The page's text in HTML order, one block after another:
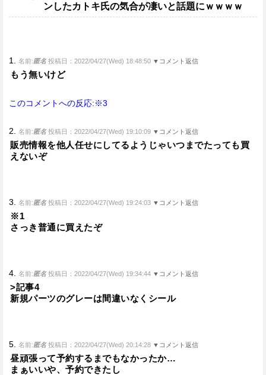
ンしたカトキ氏の気合が凄いと話題にｗｗｗｗ
1. 名前:匿名 投稿日：2022/04/27(Wed) 18:48:50 ▼コメント返信
もう無いけど
このコメントへの反応:※3
2. 名前:匿名 投稿日：2022/04/27(Wed) 19:10:09 ▼コメント返信
販売情報を他人任せにしてるようじゃいつまでたっても買
えないぞ
3. 名前:匿名 投稿日：2022/04/27(Wed) 19:24:03 ▼コメント返信
※1
さっき普通に買えたぞ
4. 名前:匿名 投稿日：2022/04/27(Wed) 19:34:44 ▼コメント返信
>記事4
新規パーツのグレーは間違いなくシール
5. 名前:匿名 投稿日：2022/04/27(Wed) 20:14:28 ▼コメント返信
昼頑張って予約するまでもなかったか…
まぁいいや、予約できたし